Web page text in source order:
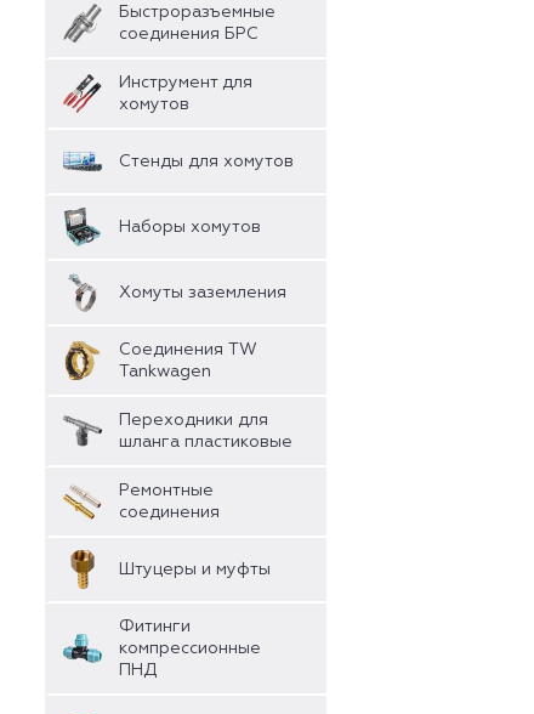
Быстроразъемные
соединения БРС
Инструмент для
хомутов
Стенды для хомутов
Наборы хомутов
Хомуты заземления
Соединения TW
Tankwagen
Переходники для
шланга пластиковые
Ремонтные
соединения
Штуцеры и муфты
Фитинги
компрессионные
ПНД